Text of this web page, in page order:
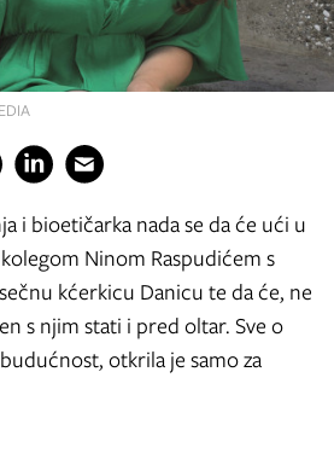
i bioetičarka nada se da će ući u
Ninom Raspudićem s
kćerkicu Danicu te da će, ne
s njim stati i pred oltar. Sve o
otkrila je samo za